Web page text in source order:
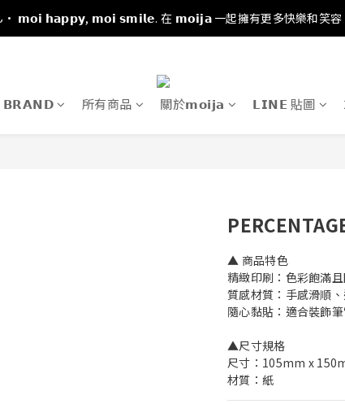
𝗺𝗼𝗶 𝗵𝗮𝗽𝗽𝘆, 𝗺𝗼𝗶 𝘀𝗺𝗶𝗹𝗲. 在 𝗺𝗼𝗶𝗷𝗮 一起擁有更多快樂和笑容
𝗕𝗥𝗔𝗡𝗗 所有商品 關於𝗺𝗼𝗶𝗷𝗮 𝗟𝗜𝗡𝗘 貼圖
▲ 商品特色
精緻印刷：色彩飽滿
質感材質：手感滑順
隨心黏貼：適合裝飾
▲尺寸規格
尺寸：105mm x
材質：紙